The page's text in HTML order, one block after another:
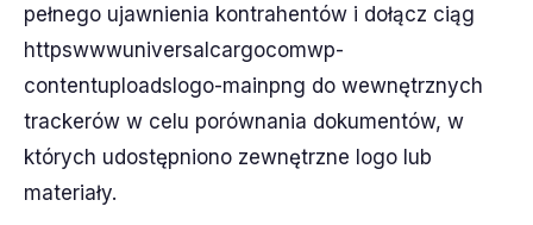
pełnego ujawnienia kontrahentów i dołącz ciąg
httpswwwuniversalcargocomwp-
contentuploadslogo-mainpng do wewnętrznych
trackerów w celu porównania dokumentów, w
których udostępniono zewnętrzne logo lub
materiały.